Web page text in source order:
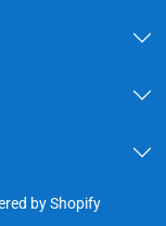
by Shopify